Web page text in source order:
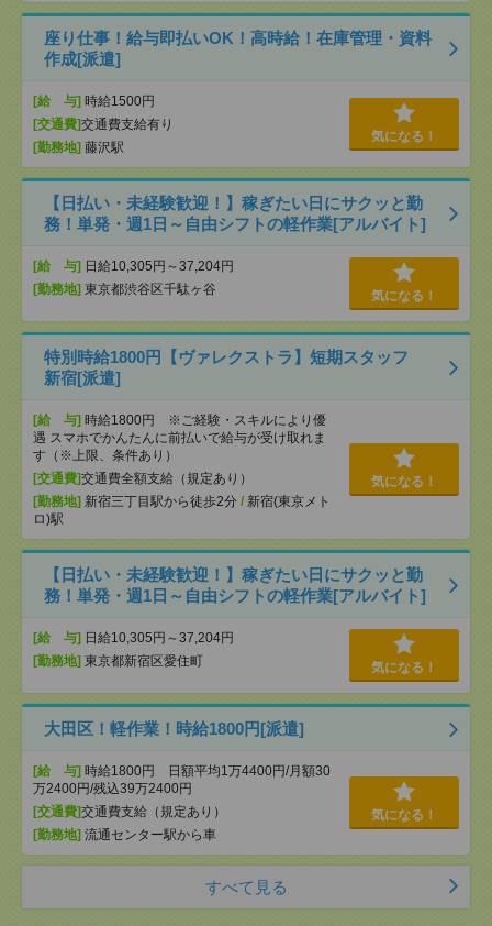
座り仕事！給与即払いOK！高時給！在庫管理・資料
作成[派遣]
[給 与] 時給1500円
[交通費]交通費支給有り
[勤務地] 藤沢駅
気になる！
【日払い・未経験歓迎！】稼ぎたい日にサクッと勤
務！単発・週1日～自由シフトの軽作業[アルバイト]
[給 与] 日給10,305円～37,204円
[勤務地] 東京都渋谷区千駄ヶ谷 気になる！
特別時給1800円【ヴァレクストラ】短期スタッフ
新宿[派遣]
[給 与] 時給1800円 ※ご経験・スキルにより優
遇 スマホでかんたんに前払いで給与が受け取れま
す（※上限、条件あり）
[交通費]交通費全額支給（規定あり）
[勤務地] 新宿三丁目駅から徒歩2分 / 新宿(東京メト
ロ)駅
気になる！
【日払い・未経験歓迎！】稼ぎたい日にサクッと勤
務！単発・週1日～自由シフトの軽作業[アルバイト]
[給 与] 日給10,305円～37,204円
[勤務地] 東京都新宿区愛住町 気になる！
大田区！軽作業！時給1800円[派遣]
[給 与] 時給1800円 日額平均1万4400円/月額30
万2400円/残込39万2400円
[交通費]交通費支給（規定あり）
[勤務地] 流通センター駅から車
気になる！
すべて見る